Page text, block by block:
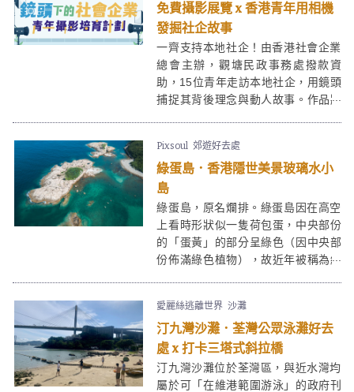
潺潺流動的溪水聲，讓人彷彿置身於
一片橙紅色世外桃源。
免費攝影展覽 x 香港青年用相機
發掘社企故事
一齊支持本地社企！由香港社會企業
總會主辦，觀塘民政事務處撥款資
助，15位青年走訪本地社企，用鏡頭
捕捉其背後理念與動人故事。作品將
次曝光，帶你感受青年鏡頭下的社企
精神！
Pixsoul 郊遊好去處
綠蛋島．香港隱世美景玻璃水小
島
綠蛋島，原名爛排。綠蛋島因在高空
上看時形狀似一隻荷包蛋，中央部份
的「蛋黃」的部分呈綠色（因中央部
份佈滿綠色植物），故近年被稱為綠
在大潮退日子，可直接經沙堤走到綠
蛋島，一般日子則需涉水而過／游
水，較適合熟諳泳術之人士，出發前
留意潮汐時間。
愛麗絲逃離世界 沙灘
汀九灣沙灘．荃灣公眾泳灘好去
處 x 打卡三塔式斜拉橋
汀九灣沙灘位於荃灣區，與近水灣均
屬於可「在維港範圍游泳」的政府刊